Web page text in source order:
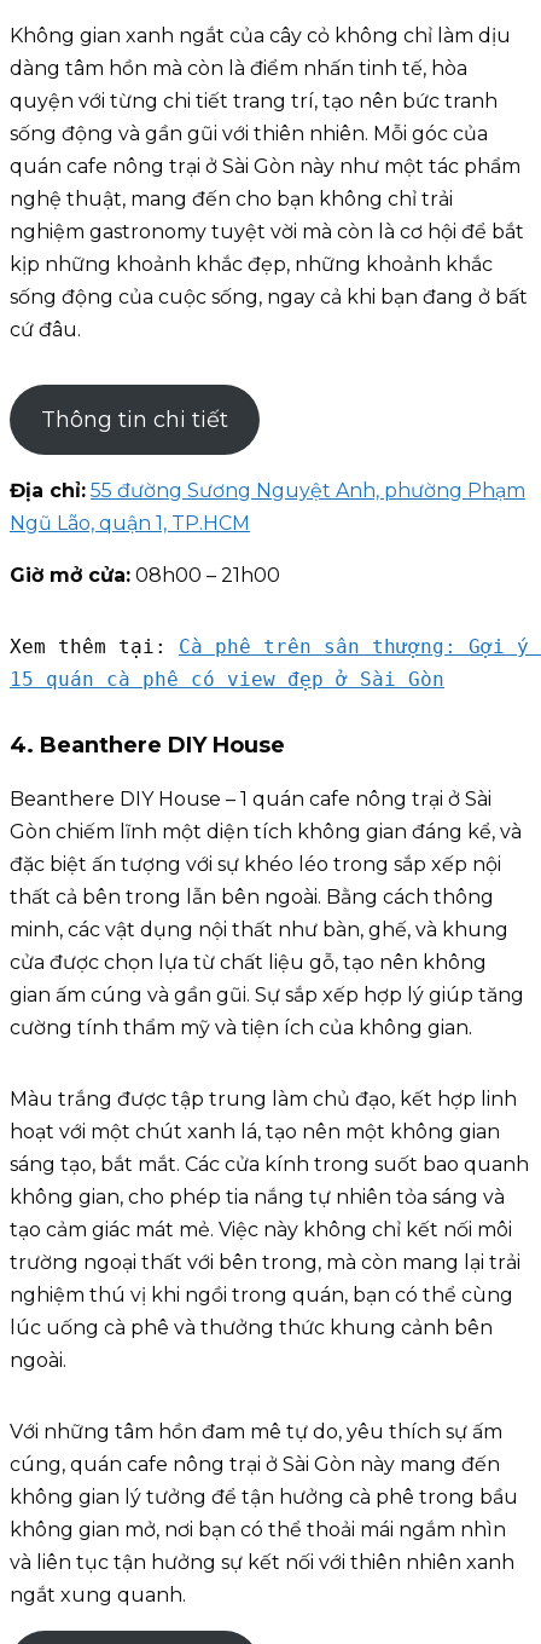
Không gian xanh ngắt của cây cỏ không chỉ làm dịu
dàng tâm hồn mà còn là điểm nhấn tinh tế, hòa
quyện với từng chi tiết trang trí, tạo nên bức tranh
sống động và gần gũi với thiên nhiên. Mỗi góc của
quán cafe nông trại ở Sài Gòn này như một tác phẩm
nghệ thuật, mang đến cho bạn không chỉ trải
nghiệm gastronomy tuyệt vời mà còn là cơ hội để bắt
kịp những khoảnh khắc đẹp, những khoảnh khắc
sống động của cuộc sống, ngay cả khi bạn đang ở bất
cứ đâu.
Thông tin chi tiết
Địa chỉ: 55 đường Sương Nguyệt Anh, phường Phạm
Ngũ Lão, quận 1, TP.HCM
Giờ mở cửa: 08h00 – 21h00
Xem thêm tại: Cà phê trên sân thượng: Gợi ý
15 quán cà phê có view đẹp ở Sài Gòn
4. Beanthere DIY House
Beanthere DIY House – 1 quán cafe nông trại ở Sài
Gòn chiếm lĩnh một diện tích không gian đáng kể, và
đặc biệt ấn tượng với sự khéo léo trong sắp xếp nội
thất cả bên trong lẫn bên ngoài. Bằng cách thông
minh, các vật dụng nội thất như bàn, ghế, và khung
cửa được chọn lựa từ chất liệu gỗ, tạo nên không
gian ấm cúng và gần gũi. Sự sắp xếp hợp lý giúp tăng
cường tính thẩm mỹ và tiện ích của không gian.
Màu trắng được tập trung làm chủ đạo, kết hợp linh
hoạt với một chút xanh lá, tạo nên một không gian
sáng tạo, bắt mắt. Các cửa kính trong suốt bao quanh
không gian, cho phép tia nắng tự nhiên tỏa sáng và
tạo cảm giác mát mẻ. Việc này không chỉ kết nối môi
trường ngoại thất với bên trong, mà còn mang lại trải
nghiệm thú vị khi ngồi trong quán, bạn có thể cùng
lúc uống cà phê và thưởng thức khung cảnh bên
ngoài.
Với những tâm hồn đam mê tự do, yêu thích sự ấm
cúng, quán cafe nông trại ở Sài Gòn này mang đến
không gian lý tưởng để tận hưởng cà phê trong bầu
không gian mở, nơi bạn có thể thoải mái ngắm nhìn
và liên tục tận hưởng sự kết nối với thiên nhiên xanh
ngắt xung quanh.